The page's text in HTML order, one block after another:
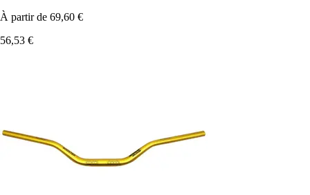
À partir de 69,60 €
56,53 €